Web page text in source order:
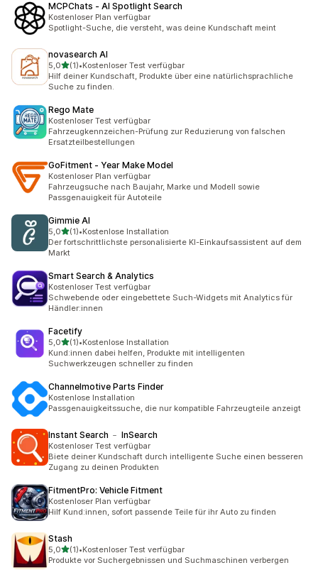
MCPChats ‑ AI Spotlight Search
Kostenloser Plan verfügbar
Spotlight-Suche, die versteht, was deine Kundschaft meint
novasearch AI
5,0von 5 Sternen
(1)
1 Rezensionen insgesamt
•Kostenloser Test verfügbar
Hilf deiner Kundschaft, Produkte über eine natürlichsprachliche
Suche zu finden.
Rego Mate
Kostenloser Test verfügbar
Fahrzeugkennzeichen-Prüfung zur Reduzierung von falschen
Ersatzteilbestellungen
GoFitment ‑ Year Make Model
Kostenloser Plan verfügbar
Fahrzeugsuche nach Baujahr, Marke und Modell sowie
Passgenauigkeit für Autoteile
Gimmie AI
5,0von 5 Sternen
(1)
1 Rezensionen insgesamt
•Kostenlose Installation
Der fortschrittlichste personalisierte KI-Einkaufsassistent auf dem
Markt
Smart Search & Analytics
Kostenloser Test verfügbar
Schwebende oder eingebettete Such-Widgets mit Analytics für
Händler:innen
Facetify
5,0von 5 Sternen
(1)
1 Rezensionen insgesamt
•Kostenlose Installation
Kund:innen dabei helfen, Produkte mit intelligenten
Suchwerkzeugen schneller zu finden
Channelmotive Parts Finder
Kostenlose Installation
Passgenauigkeitssuche, die nur kompatible Fahrzeugteile anzeigt
Instant Search ﹣ InSearch
Kostenloser Test verfügbar
Biete deiner Kundschaft durch intelligente Suche einen besseren
Zugang zu deinen Produkten
FitmentPro: Vehicle Fitment
Kostenloser Plan verfügbar
Hilf Kund:innen, sofort passende Teile für ihr Auto zu finden
Stash
5,0von 5 Sternen
(1)
1 Rezensionen insgesamt
•Kostenloser Test verfügbar
Produkte vor Suchergebnissen und Suchmaschinen verbergen